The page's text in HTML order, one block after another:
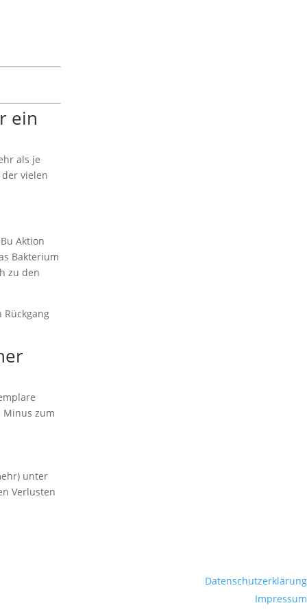
ein
als je
vielen
Aktion
Bakterium
zu den
Minus zum
unter
Verlusten
Datenschutzerklärung
Impressum